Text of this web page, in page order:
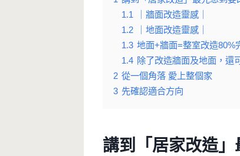
1.1
｜牆面改造靈感｜
1.2
｜地面改造靈感｜
1.3 地面+牆面=整室改造80%
1.4 除了改造牆面及地面，還
2 從一個角落 愛上整個家
3 先確認適合方向
講到「居家改造」